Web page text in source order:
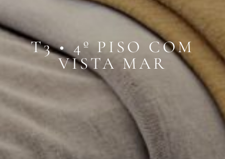
T3 • 4º PISO COM
VISTA MAR